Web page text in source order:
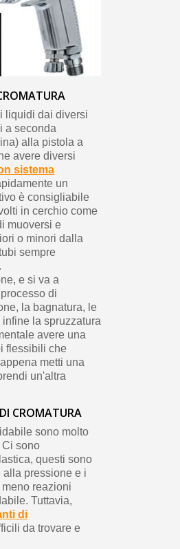
liquidi dai diversi
a seconda
alla pistola a
avere diversi
sistema
un
è consigliabile
in cerchio come
muoversi e
o minori dalla
sempre
e si va a
di
la bagnatura, le
la spruzzatura
avere una
flessibili che
metti una
un'altra
CROMATURA
sono molto
sono
questi sono
alla pressione e i
reazioni
Tuttavia,
di
da trovare e